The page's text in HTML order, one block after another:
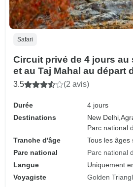
Safari
Circuit privé de 4 jours au
et au Taj Mahal au départ
3.5 (2 avis)
Durée
4 jours
Destinations
New Delhi,
Parc national
Tranche d'âge
Tous les âges
Parc national
Parc national
Langue
Uniquement
Voyagiste
Golden